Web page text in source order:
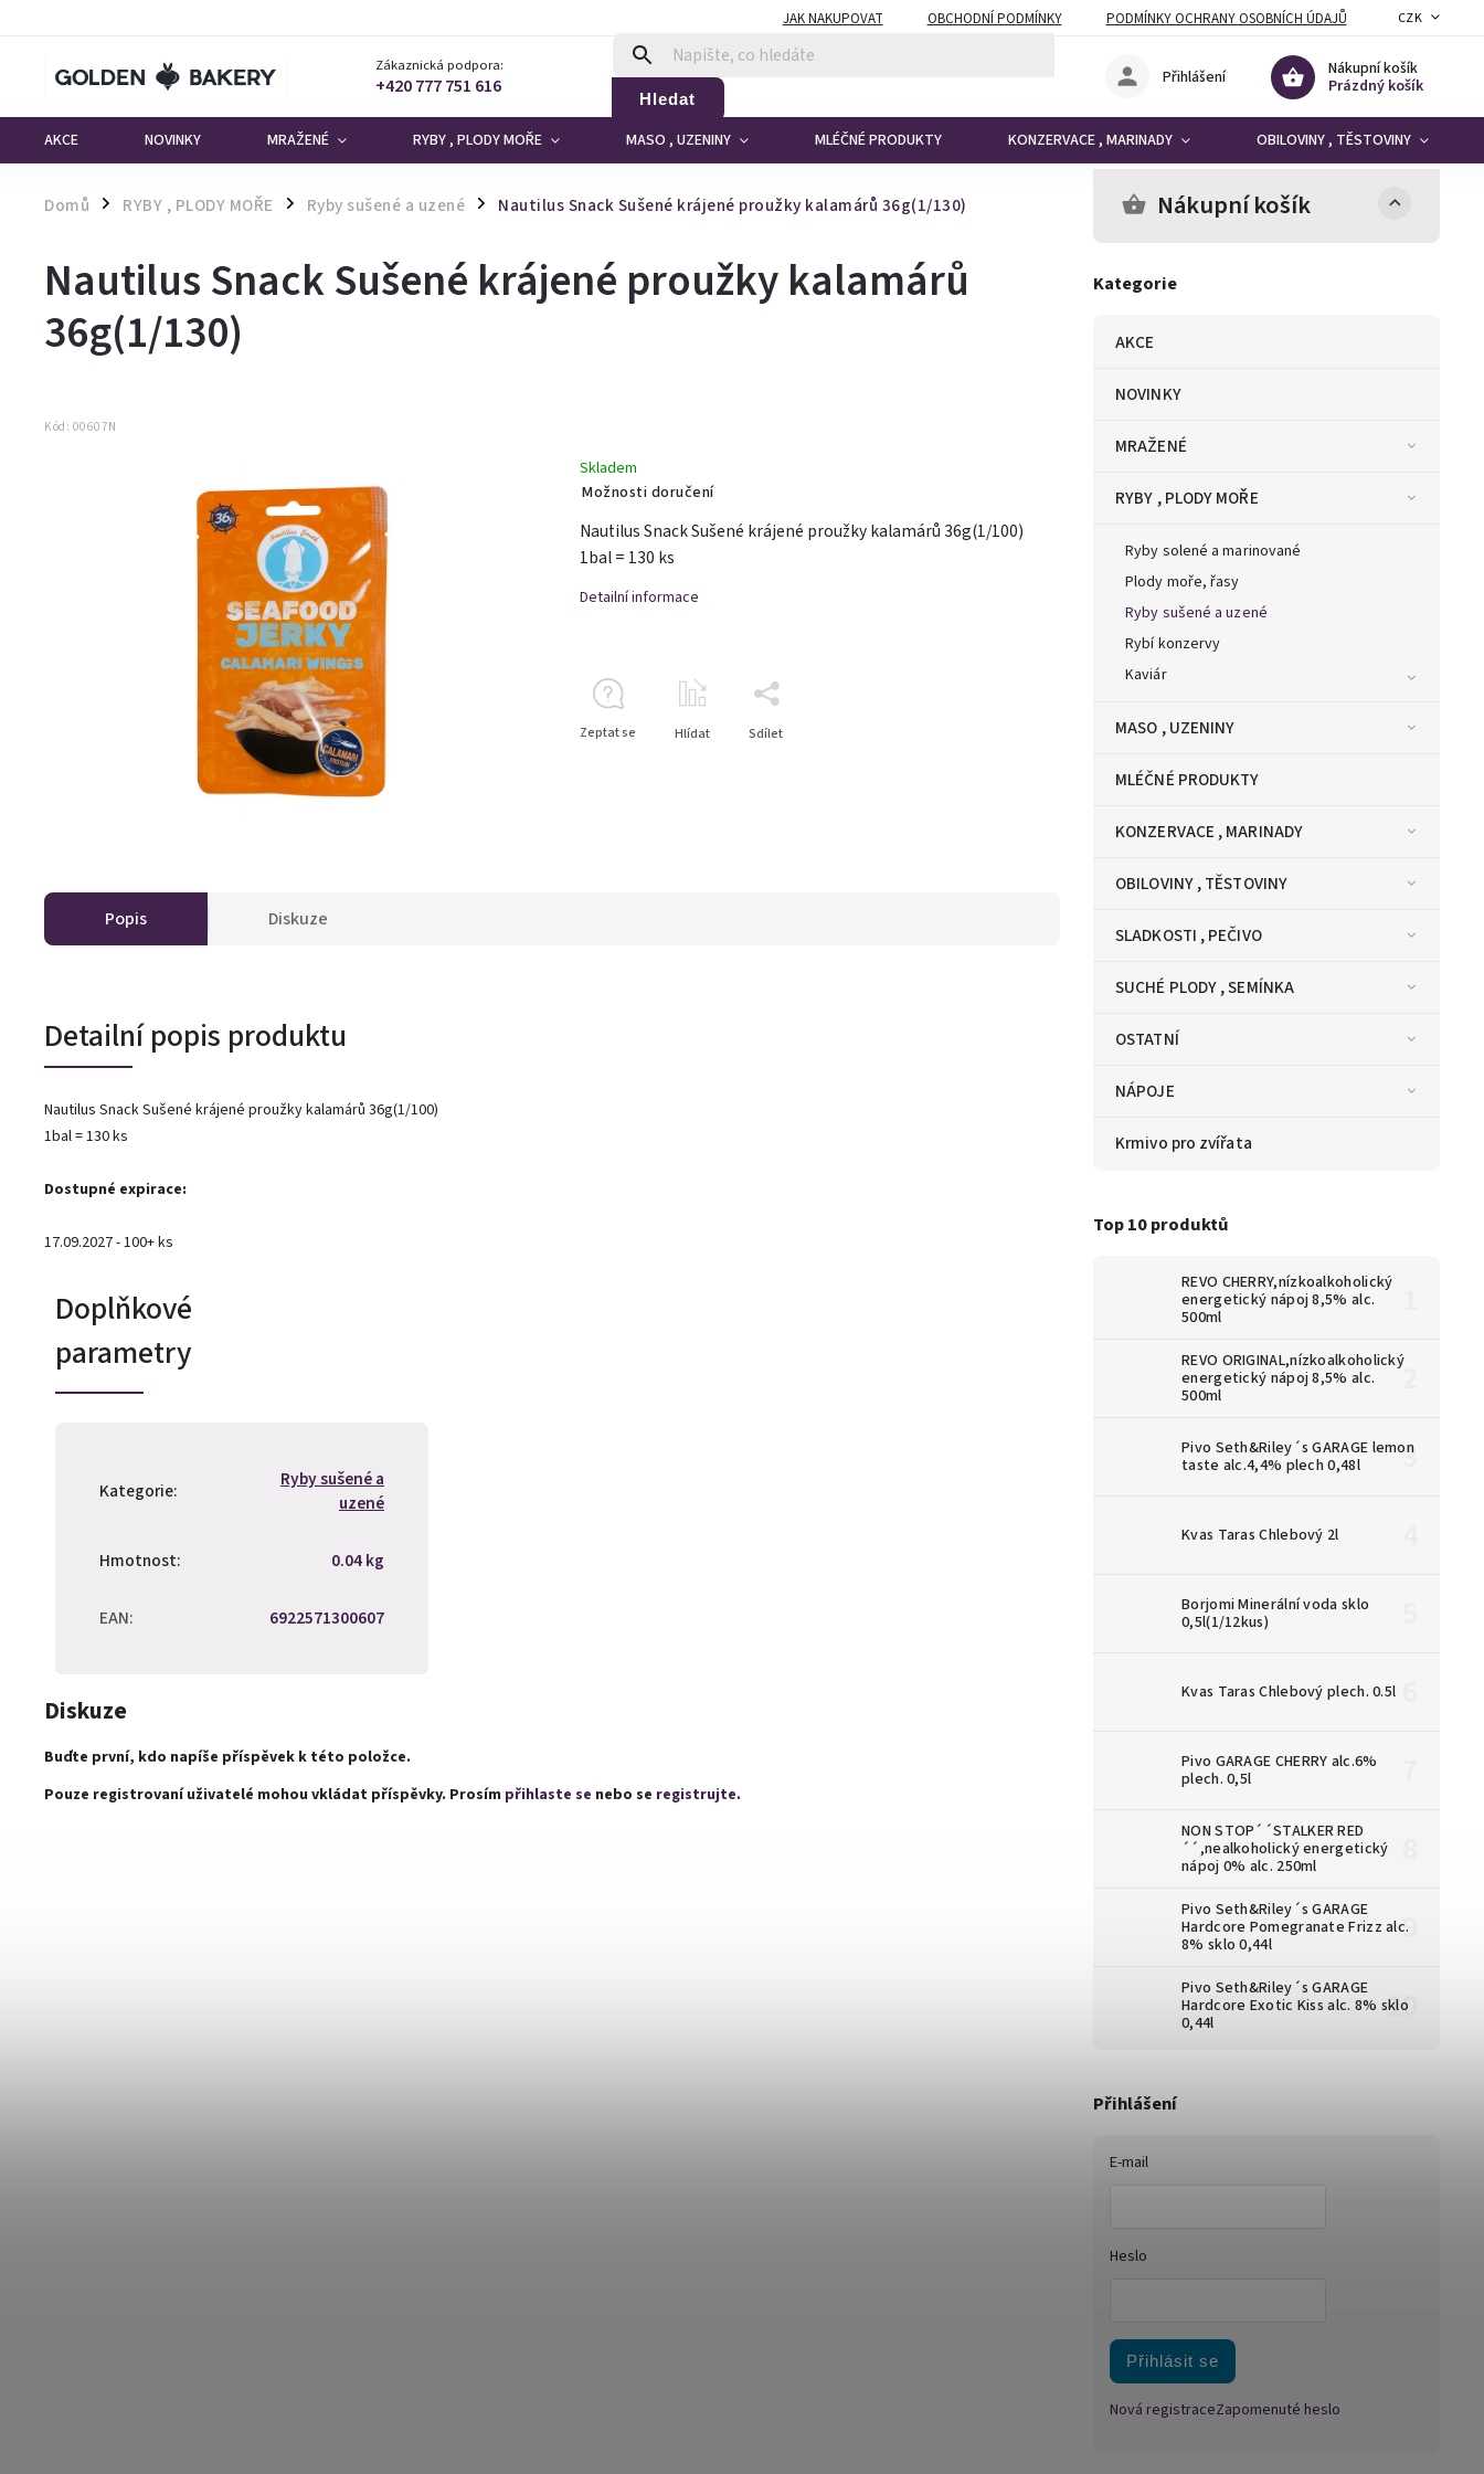
JAK NAKUPOVAT OBCHODNÍ PODMÍNKY PODMÍNKY OCHRANY OSOBNÍCH ÚDAJŮ CZK
Zákaznická podpora:
+420 777 751 616 Hledat
Nákupní košík
Prázdný košík
Přihlášení
AKCE NOVINKY MRAŽENÉ RYBY , PLODY MOŘE MASO , UZENINY MLÉČNÉ PRODUKTY KONZERVACE , MARINADY OBILOVINY , TĚSTOVINY
Domů / RYBY , PLODY MOŘE / Ryby sušené a uzené / Nautilus Snack Sušené krájené proužky kalamárů 36g(1/130) Nákupní košík
Kategorie
AKCE
NOVINKY
MRAŽENÉ
RYBY , PLODY MOŘE
Ryby solené a marinované
Plody moře, řasy
Ryby sušené a uzené
Rybí konzervy
Kaviár
MASO , UZENINY
MLÉČNÉ PRODUKTY
KONZERVACE , MARINADY
OBILOVINY , TĚSTOVINY
SLADKOSTI , PEČIVO
SUCHÉ PLODY , SEMÍNKA
OSTATNÍ
NÁPOJE
Krmivo pro zvířata
Top 10 produktů
REVO CHERRY,nízkoalkoholický
energetický nápoj 8,5% alc.
500ml
REVO ORIGINAL,nízkoalkoholický
energetický nápoj 8,5% alc.
500ml
Pivo Seth&Riley´s GARAGE lemon
taste alc.4,4% plech 0,48l
Kvas Taras Chlebový 2l
Borjomi Minerální voda sklo
0,5l(1/12kus)
Kvas Taras Chlebový plech. 0.5l
Pivo GARAGE CHERRY alc.6%
plech. 0,5l
NON STOP´´STALKER RED
´´,nealkoholický energetický
nápoj 0% alc. 250ml
Pivo Seth&Riley´s GARAGE
Hardcore Pomegranate Frizz alc.
8% sklo 0,44l
Pivo Seth&Riley´s GARAGE
Hardcore Exotic Kiss alc. 8% sklo
0,44l
Přihlášení
E-mail
Heslo
Přihlásit se
Nová registraceZapomenuté heslo
Nautilus Snack Sušené krájené proužky kalamárů
36g(1/130)
Kód: 00607N
Skladem
Možnosti doručení
Nautilus Snack Sušené krájené proužky kalamárů 36g(1/100)
1bal = 130 ks
Detailní informace
Zeptat se Hlídat Sdílet
Popis Diskuze
Detailní popis produktu
Nautilus Snack Sušené krájené proužky kalamárů 36g(1/100)
1bal = 130 ks
Dostupné expirace:
17.09.2027 - 100+ ks
Doplňkové
parametry
Kategorie:
Ryby sušené a
uzené
Hmotnost: 0.04 kg
EAN: 6922571300607
Diskuze
Buďte první, kdo napíše příspěvek k této položce.
Pouze registrovaní uživatelé mohou vkládat příspěvky. Prosím přihlaste se nebo se registrujte.